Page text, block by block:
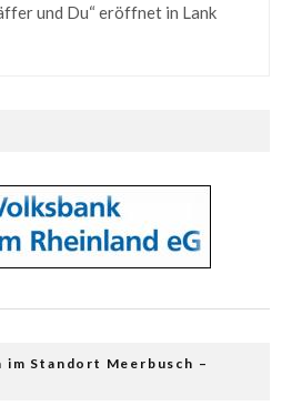
und Du“ eröffnet in Lank
Standort Meerbusch –